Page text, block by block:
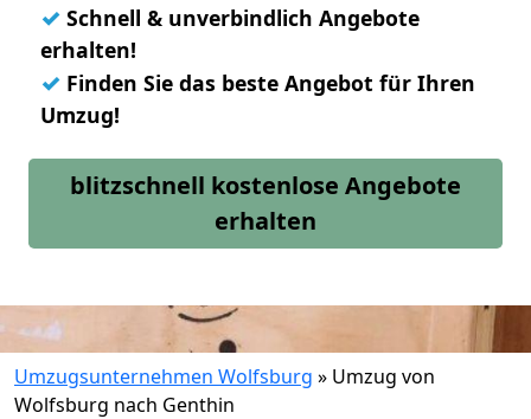
✓ Schnell & unverbindlich Angebote
erhalten!
✓ Finden Sie das beste Angebot für Ihren
Umzug!
blitzschnell kostenlose Angebote
erhalten
Umzugsunternehmen Wolfsburg » Umzug von
Wolfsburg nach Genthin